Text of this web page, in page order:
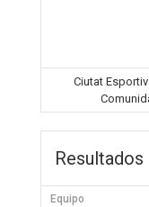
Ciutat
Resultados
Equipo